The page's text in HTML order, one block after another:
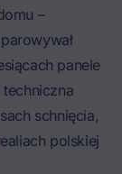
–
panele
schnięcia,
polskiej